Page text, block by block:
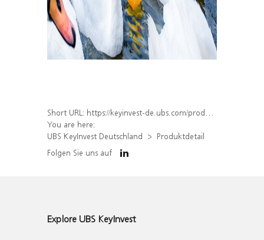
Short URL: https://keyinvest-de.ubs.com/produkt/detail/index/isin/DE000WA4ZGB5
You are here:
UBS KeyInvest Deutschland
Produktdetail
Folgen Sie uns auf
Explore UBS KeyInvest